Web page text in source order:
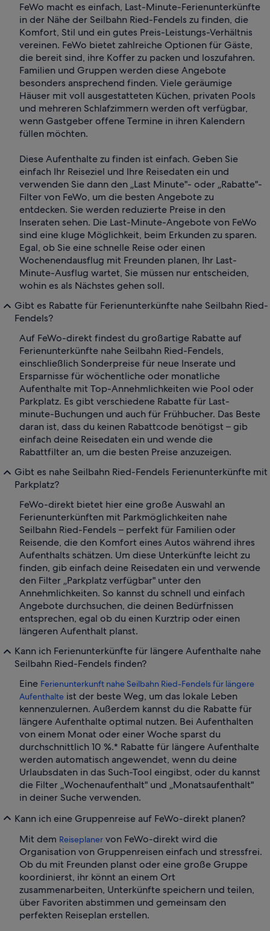
FeWo macht es einfach, Last-Minute-Ferienunterkünfte
in der Nähe der Seilbahn Ried-Fendels zu finden, die
Komfort, Stil und ein gutes Preis-Leistungs-Verhältnis
vereinen. FeWo bietet zahlreiche Optionen für Gäste,
die bereit sind, ihre Koffer zu packen und loszufahren.
Familien und Gruppen werden diese Angebote
besonders ansprechend finden. Viele geräumige
Häuser mit voll ausgestatteten Küchen, privaten Pools
und mehreren Schlafzimmern werden oft verfügbar,
wenn Gastgeber offene Termine in ihren Kalendern
füllen möchten.
Diese Aufenthalte zu finden ist einfach. Geben Sie
einfach Ihr Reiseziel und Ihre Reisedaten ein und
verwenden Sie dann den „Last Minute"- oder „Rabatte"-
Filter von FeWo, um die besten Angebote zu
entdecken. Sie werden reduzierte Preise in den
Inseraten sehen. Die Last-Minute-Angebote von FeWo
sind eine kluge Möglichkeit, beim Erkunden zu sparen.
Egal, ob Sie eine schnelle Reise oder einen
Wochenendausflug mit Freunden planen, Ihr Last-
Minute-Ausflug wartet, Sie müssen nur entscheiden,
wohin es als Nächstes gehen soll.
Gibt es Rabatte für Ferienunterkünfte nahe Seilbahn Ried-
Fendels?
Auf FeWo-direkt findest du großartige Rabatte auf
Ferienunterkünfte nahe Seilbahn Ried-Fendels,
einschließlich Sonderpreise für neue Inserate und
Ersparnisse für wöchentliche oder monatliche
Aufenthalte mit Top-Annehmlichkeiten wie Pool oder
Parkplatz. Es gibt verschiedene Rabatte für Last-
minute-Buchungen und auch für Frühbucher. Das Beste
daran ist, dass du keinen Rabattcode benötigst – gib
einfach deine Reisedaten ein und wende die
Rabattfilter an, um die besten Preise anzuzeigen.
Gibt es nahe Seilbahn Ried-Fendels Ferienunterkünfte mit
Parkplatz?
FeWo-direkt bietet hier eine große Auswahl an
Ferienunterkünften mit Parkmöglichkeiten nahe
Seilbahn Ried-Fendels – perfekt für Familien oder
Reisende, die den Komfort eines Autos während ihres
Aufenthalts schätzen. Um diese Unterkünfte leicht zu
finden, gib einfach deine Reisedaten ein und verwende
den Filter „Parkplatz verfügbar" unter den
Annehmlichkeiten. So kannst du schnell und einfach
Angebote durchsuchen, die deinen Bedürfnissen
entsprechen, egal ob du einen Kurztrip oder einen
längeren Aufenthalt planst.
Kann ich Ferienunterkünfte für längere Aufenthalte nahe
Seilbahn Ried-Fendels finden?
Eine Ferienunterkunft nahe Seilbahn Ried-Fendels für längere
Aufenthalte ist der beste Weg, um das lokale Leben
kennenzulernen. Außerdem kannst du die Rabatte für
längere Aufenthalte optimal nutzen. Bei Aufenthalten
von einem Monat oder einer Woche sparst du
durchschnittlich 10 %.* Rabatte für längere Aufenthalte
werden automatisch angewendet, wenn du deine
Urlaubsdaten in das Such-Tool eingibst, oder du kannst
die Filter „Wochenaufenthalt" und „Monatsaufenthalt"
in deiner Suche verwenden.
Kann ich eine Gruppenreise auf FeWo-direkt planen?
Mit dem Reiseplaner von FeWo-direkt wird die
Organisation von Gruppenreisen einfach und stressfrei.
Ob du mit Freunden planst oder eine große Gruppe
koordinierst, ihr könnt an einem Ort
zusammenarbeiten, Unterkünfte speichern und teilen,
über Favoriten abstimmen und gemeinsam den
perfekten Reiseplan erstellen.